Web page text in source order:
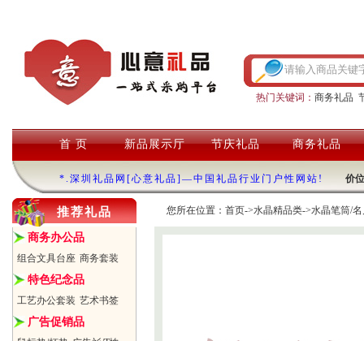
热门关键词： 商务礼品
首 页 新品展示厅 节庆礼品 商务礼品
*.深圳礼品网[心意礼品]—中国礼品行业门户性网站! 价
推荐礼品
商务办公品
组合文具台座 商务套装
特色纪念品
工艺办公套装 艺术书签
广告促销品
您所在位置： 首页->水晶精品类->水晶笔筒/